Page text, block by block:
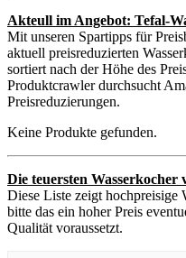
Akteull im Angebot: Tefal-
Mit unseren Spartipps für
aktuell preisreduzierten
sortiert nach der Höhe des
Produktcrawler durchsucht
Preisreduzierungen.
Keine Produkte gefunden.
Die teuersten Wasserkocher
Diese Liste zeigt hochpreisige
bitte das ein hoher Preis
Qualität voraussetzt.